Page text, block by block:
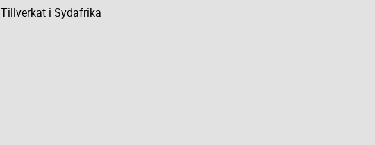
Tillverkat i Sydafrika